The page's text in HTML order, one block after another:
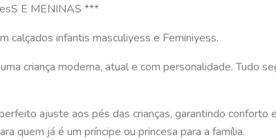
E MENINAS ***
calçados infantis masculiyess e Feminiyess.
criança moderna, atual e com personalidade. Tudo
ajuste aos pés das crianças, garantindo
quem já é um príncipe ou princesa para a família.